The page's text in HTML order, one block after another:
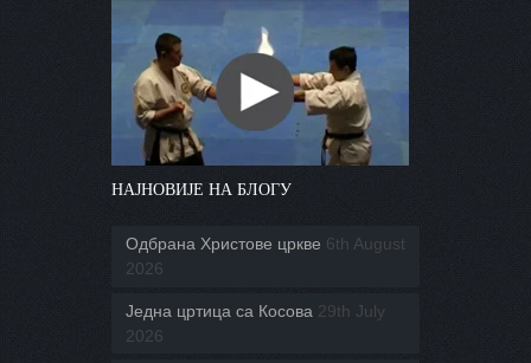
НАЈНОВИЈЕ НА БЛОГУ
Одбрана Христове цркве 6th August
2026
Једна цртица са Косова 29th July
2026